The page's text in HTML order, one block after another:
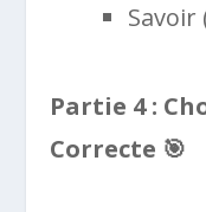
Savoir
Partie 4 :
Correcte 🎯